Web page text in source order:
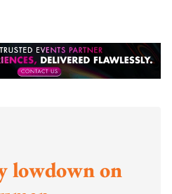
lowdown on